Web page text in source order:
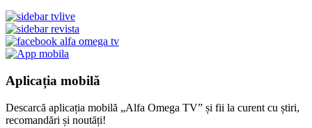
Aplicația mobilă
Descarcă aplicația mobilă „Alfa Omega TV” și fii la curent cu știri,
recomandări și noutăți!